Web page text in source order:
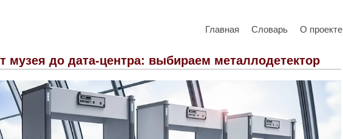
Главная Словарь О проекте
музея до дата-центра: выбираем металлодетектор